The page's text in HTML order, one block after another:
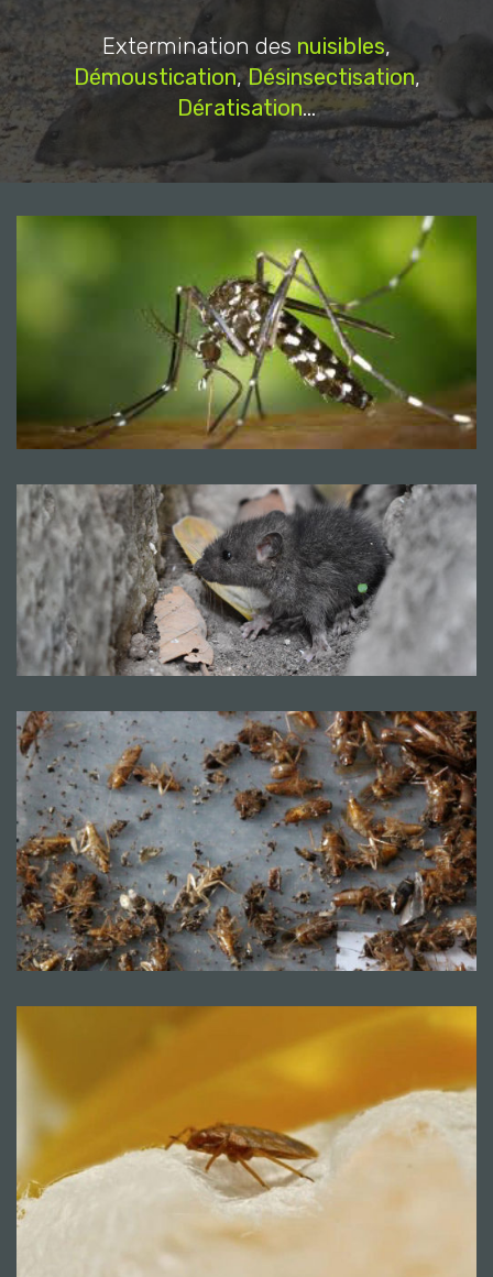
Extermination des nuisibles,
Démoustication,Désinsectisation,
Dératisation...